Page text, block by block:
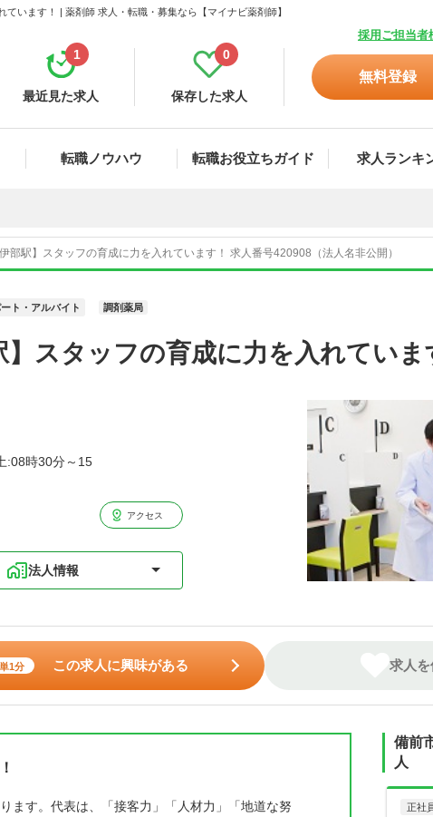
います！ | 薬剤師 求人・転職・募集なら【マイナビ薬剤師】
採用ご担当者
最近見た求人
1
保存した求人
0
無料登録
転職ノウハウ 転職お役立ちガイド 求人ランキ
部駅】スタッフの育成に力を入れています！ 求人番号420908（法人名非公開）
ト・アルバイト 調剤薬局
】スタッフの育成に力を入れていま
:08時30分～15
アクセス
法人情報
1分 この求人に興味がある 求人
ます。代表は、「接客力」「人材力」「地道な努
備前
人
正社